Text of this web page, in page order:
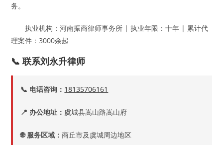
务。
执业机构：河南振商律师事务所 | 执业年限：十年 | 累计代
理案件：3000余起
📞 联系刘永升律师
📞 电话咨询： 18135706161
📍 办公地址： 虞城县嵩山路嵩山府
🌐 服务区域：商丘市及虞城周边地区